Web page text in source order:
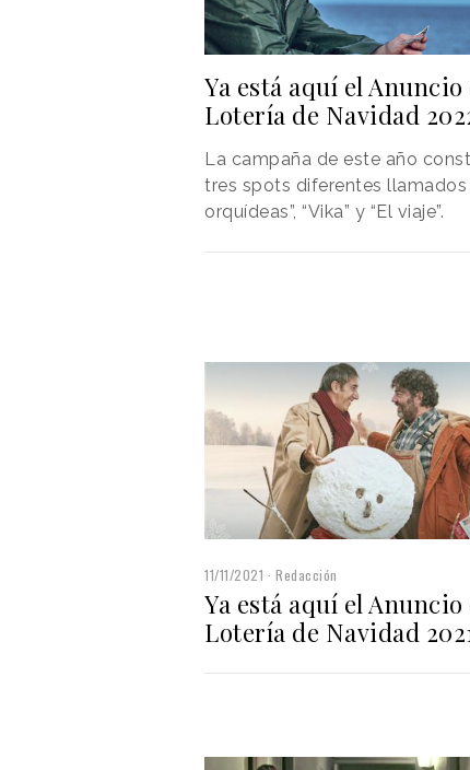
Ya está aquí el Anuncio
Lotería de Navidad
La campaña de este año
tres spots diferentes llamados
orquídeas”, “Vika” y “El viaje”.
11/11/2021 Redacción
Ya está aquí el Anuncio
Lotería de Navidad